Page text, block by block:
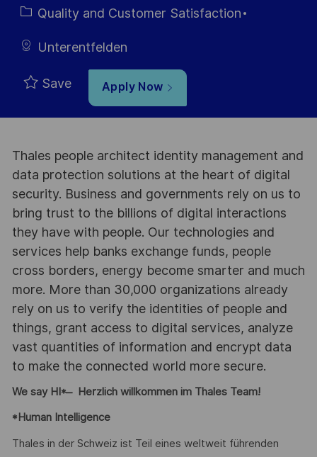
Type
Category
Quality and Customer Satisfaction
Unterentfelden
Save Apply Now
Thales people architect identity management and
data protection solutions at the heart of digital
security. Business and governments rely on us to
bring trust to the billions of digital interactions
they have with people. Our technologies and
services help banks exchange funds, people
cross borders, energy become smarter and much
more. More than 30,000 organizations already
rely on us to verify the identities of people and
things, grant access to digital services, analyze
vast quantities of information and encrypt data
to make the connected world more secure.
We say HI* ̶ Herzlich willkommen im Thales Team!
*Human Intelligence
Thales in der Schweiz ist Teil eines weltweit führenden